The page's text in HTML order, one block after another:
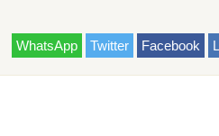
WhatsApp Twitter Facebook